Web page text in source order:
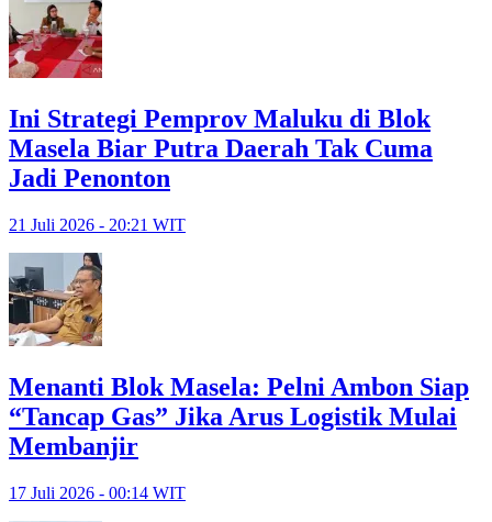
Ini Strategi Pemprov Maluku di Blok
Masela Biar Putra Daerah Tak Cuma
Jadi Penonton
21 Juli 2026 - 20:21 WIT
Menanti Blok Masela: Pelni Ambon Siap
“Tancap Gas” Jika Arus Logistik Mulai
Membanjir
17 Juli 2026 - 00:14 WIT